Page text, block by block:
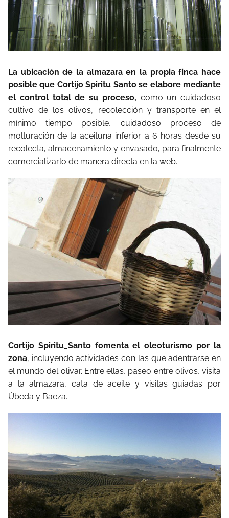
La ubicación de la almazara en la propia finca hace
posible que Cortijo Spiritu Santo se elabore mediante
el control total de su proceso, como un cuidadoso
cultivo de los olivos, recolección y transporte en el
mínimo tiempo posible, cuidadoso proceso de
molturación de la aceituna inferior a 6 horas desde su
recolecta, almacenamiento y envasado, para finalmente
comercializarlo de manera directa en la web.
Cortijo Spiritu_Santo fomenta el oleoturismo por la
zona, incluyendo actividades con las que adentrarse en
el mundo del olivar. Entre ellas, paseo entre olivos, visita
a la almazara, cata de aceite y visitas guiadas por
Úbeda y Baeza.